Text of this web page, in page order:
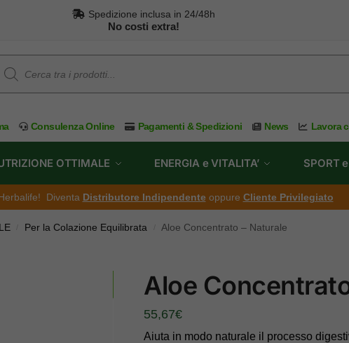
Spedizione inclusa in 24/48h
No costi extra!
Consulenza Online Pagamenti & Spedizioni News Lavora
OTTIMALE ENERGIA e VITALITA’ SPORT
Diventa Distributore Indipendente oppure Cliente Privilegiato
Per la Colazione Equilibrata Aloe Concentrato – Naturale
Aloe
55,67€
Aiuta in modo naturale il processo